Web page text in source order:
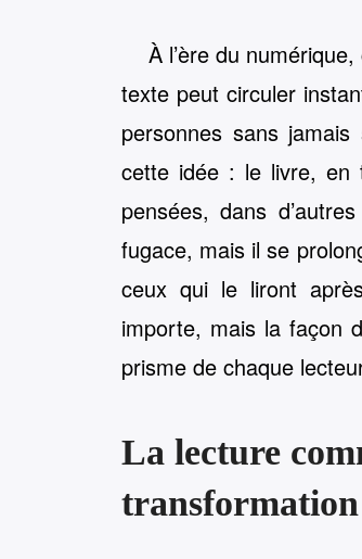
À l’ère du
texte peut circuler
personnes sans
cette idée : le livre, en
pensées, dans
fugace, mais il se
ceux qui le liront
importe, mais la façon
prisme de chaque
La lecture
transformation